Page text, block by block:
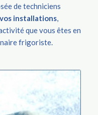
de techniciens
installations,
que vous êtes en
frigoriste.